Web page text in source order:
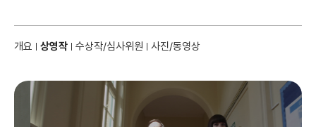
개요 상영작 수상작/심사위원 사진/동영상